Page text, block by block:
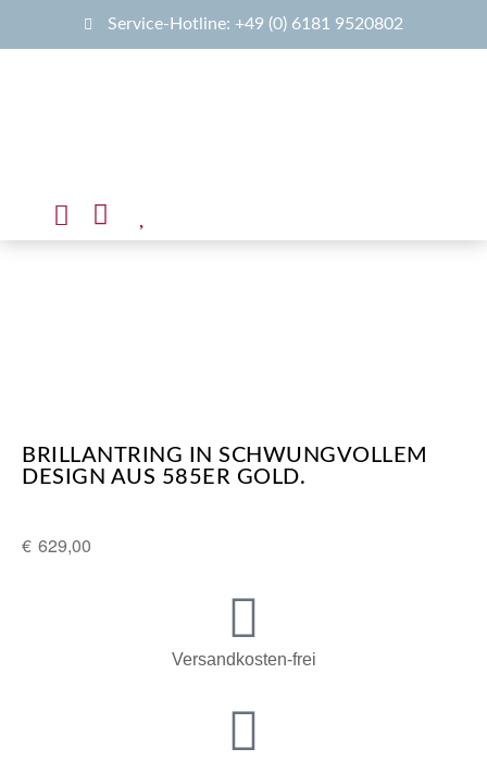
Service-Hotline: +49 (0) 6181 9520802
BRILLANTRING IN SCHWUNGVOLLEM
DESIGN AUS 585ER GOLD.
€ 629,00
Versandkosten-frei